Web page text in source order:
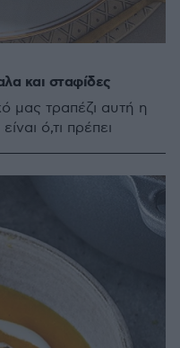
και σταφίδες
μας τραπέζι αυτή η
ό,τι πρέπει